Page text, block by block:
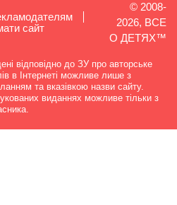
сайт
© 2008-
2026, ВСЕ
О ДЕТЯХ™
відповідно до ЗУ про авторське
в Інтернеті можливе лише з
та вказівкою назви сайту.
виданнях можливе тільки з